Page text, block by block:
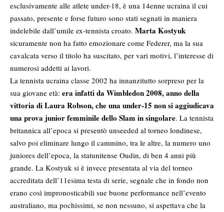
esclusivamente alle atlete under-18, è una 14enne ucraina il cui
passato, presente e forse futuro sono stati segnati in maniera
indelebile dall’umile ex-tennista croato. Marta Kostyuk
sicuramente non ha fatto emozionare come Federer, ma la sua
cavalcata verso il titolo ha suscitato, per vari motivi, l’interesse di
numerosi addetti ai lavori.
La tennista ucraina classe 2002 ha innanzitutto sorpreso per la
sua giovane età: era infatti da Wimbledon 2008, anno della
vittoria di Laura Robson, che una under-15 non si aggiudicava
una prova junior femminile dello Slam in singolare. La tennista
britannica all’epoca si presentò unseeded al torneo londinese,
salvo poi eliminare lungo il cammino, tra le altre, la numero uno
juniores dell’epoca, la statunitense Oudin, di ben 4 anni più
grande. La Kostyuk si è invece presentata al via del torneo
accreditata dell’11esima testa di serie, segnale che in fondo non
erano così impronosticabili sue buone performance nell’evento
australiano, ma pochissimi, se non nessuno, si aspettava che la